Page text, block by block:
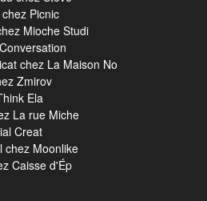
Picnic
Mioche Studi
chez La Maison No
Zmirov
Ela
La rue Miche
Creat
chez Moonlike
Caisse d'Ép